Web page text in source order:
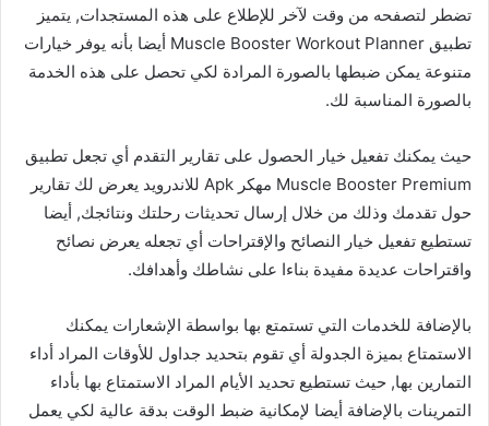
تضطر لتصفحه من وقت لآخر للإطلاع على هذه المستجدات, يتميز
تطبيق Muscle Booster Workout Planner أيضا بأنه يوفر خيارات
متنوعة يمكن ضبطها بالصورة المرادة لكي تحصل على هذه الخدمة
بالصورة المناسبة لك.
حيث يمكنك تفعيل خيار الحصول على تقارير التقدم أي تجعل تطبيق
Muscle Booster Premium مهكر Apk للاندرويد يعرض لك تقارير
حول تقدمك وذلك من خلال إرسال تحديثات رحلتك ونتائجك, أيضا
تستطيع تفعيل خيار النصائح والإقتراحات أي تجعله يعرض نصائح
واقتراحات عديدة مفيدة بناءا على نشاطك وأهدافك.
بالإضافة للخدمات التي تستمتع بها بواسطة الإشعارات يمكنك
الاستمتاع بميزة الجدولة أي تقوم بتحديد جداول للأوقات المراد أداء
التمارين بها, حيث تستطيع تحديد الأيام المراد الاستمتاع بها بأداء
التمرينات بالإضافة أيضا لإمكانية ضبط الوقت بدقة عالية لكي يعمل